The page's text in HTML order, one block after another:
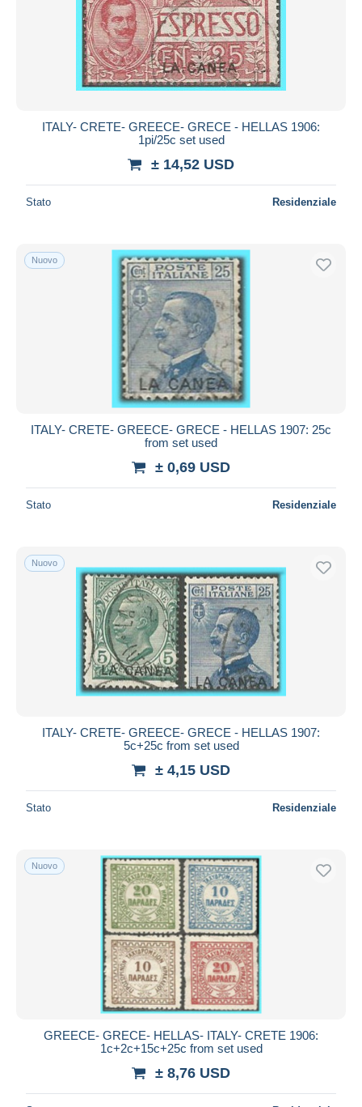
ITALY- CRETE- GREECE- GRECE - HELLAS 1906:
1pi/25c set used
± 14,52 USD
Stato Residenziale
Nuovo
ITALY- CRETE- GREECE- GRECE - HELLAS 1907: 25c
from set used
± 0,69 USD
Stato Residenziale
Nuovo
ITALY- CRETE- GREECE- GRECE - HELLAS 1907:
5c+25c from set used
± 4,15 USD
Stato Residenziale
Nuovo
GREECE- GRECE- HELLAS- ITALY- CRETE 1906:
1c+2c+15c+25c from set used
± 8,76 USD